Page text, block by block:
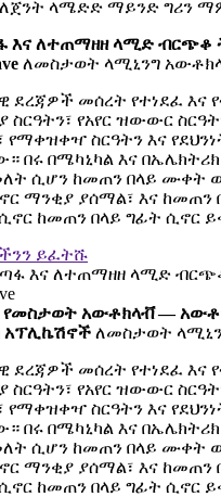
እና ለተጠማዘዘ ላሚድ ብርጭቆ
ለመስታወት ላሚኒንግ
ደረጃዎች መሰረት የተነደፈ እና
ስርዓትን፣ የአየር ዝውውር
የማቀዝቀዣ ስርዓትን እና
በሩ በሜካኒካል እና
ሲሆን ከመጠን በላይ ሙቀት
ማንቂያ ያሰማል፣ እና ከመጠን
ከመጠን በላይ ግፊት ሲኖር
ይፈትሹ
የመስታወት አውቶክላቭ —
አፕሊኬሽኖች ለመስታወት
ደረጃዎች መሰረት የተነደፈ እና
ስርዓትን፣ የአየር ዝውውር
የማቀዝቀዣ ስርዓትን እና
በሩ በሜካኒካል እና
ሲሆን ከመጠን በላይ ሙቀት
ማንቂያ ያሰማል፣ እና ከመጠን
ከመጠን በላይ ግፊት ሲኖር